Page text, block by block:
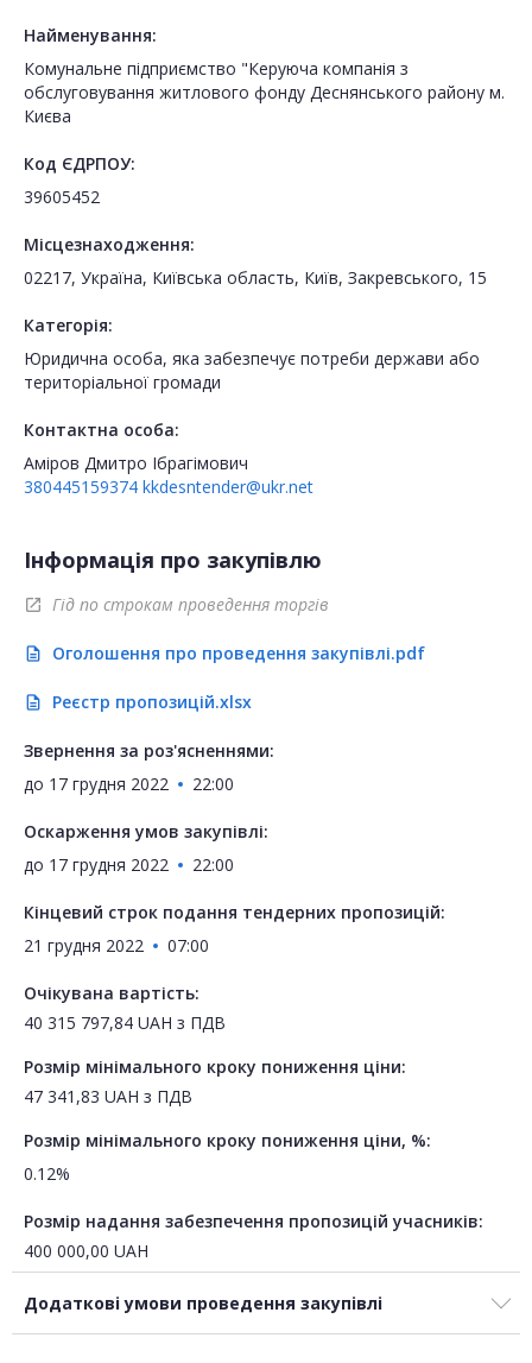
Найменування:
Комунальне підприємство "Керуюча компанія з
обслуговування житлового фонду Деснянського району м.
Києва
Код ЄДРПОУ:
39605452
Місцезнаходження:
02217, Україна, Київська область, Київ, Закревського, 15
Категорія:
Юридична особа, яка забезпечує потреби держави або
територіальної громади
Контактна особа:
Аміров Дмитро Ібрагімович
380445159374 kkdesntender@ukr.net
Інформація про закупівлю
open_in_new Гід по строкам проведення торгів
description Оголошення про проведення закупівлі.pdf
description Реєстр пропозицій.xlsx
Звернення за роз'ясненнями:
до 17 грудня 2022 22:00
Оскарження умов закупівлі:
до 17 грудня 2022 22:00
Кінцевий строк подання тендерних пропозицій:
21 грудня 2022
07:00
Очікувана вартість:
40 315 797,84 UAH з ПДВ
Розмір мінімального кроку пониження ціни:
47 341,83 UAH з ПДВ
Розмір мінімального кроку пониження ціни, %:
0.12%
Розмір надання забезпечення пропозицій учасників:
400 000,00 UAH
Додаткові умови проведення закупівлі